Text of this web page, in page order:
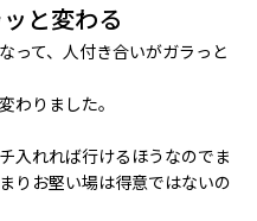
と変わる
って、人付き合いがガラっと
わりました。
入れれば行けるほうなのでま
りお堅い場は得意ではないの